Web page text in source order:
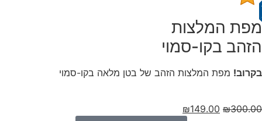
מפת המלצות
הזהב בקו-סמוי
בקרוב! מפת המלצות הזהב של בטן מלאה בקו-סמוי
₪300.00
₪149.00